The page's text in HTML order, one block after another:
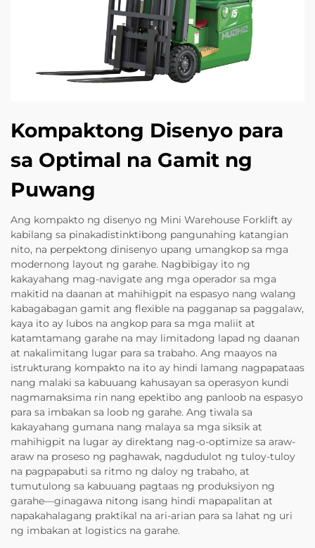
Kompaktong Disenyo para
sa Optimal na Gamit ng
Puwang
Ang kompakto ng disenyo ng Mini Warehouse Forklift ay
kabilang sa pinakadistinktibong pangunahing katangian
nito, na perpektong dinisenyo upang umangkop sa mga
modernong layout ng garahe. Nagbibigay ito ng
kakayahang mag-navigate ang mga operador sa mga
makitid na daanan at mahihigpit na espasyo nang walang
kabagabagan gamit ang flexible na pagganap sa paggalaw,
kaya ito ay lubos na angkop para sa mga maliit at
katamtamang garahe na may limitadong lapad ng daanan
at nakalimitang lugar para sa trabaho. Ang maayos na
istrukturang kompakto na ito ay hindi lamang nagpapataas
nang malaki sa kabuuang kahusayan sa operasyon kundi
nagmamaksima rin nang epektibo ang panloob na espasyo
para sa imbakan sa loob ng garahe. Ang tiwala sa
kakayahang gumana nang malaya sa mga siksik at
mahihigpit na lugar ay direktang nag-o-optimize sa araw-
araw na proseso ng paghawak, nagdudulot ng tuloy-tuloy
na pagpapabuti sa ritmo ng daloy ng trabaho, at
tumutulong sa kabuuang pagtaas ng produksiyon ng
garahe—ginagawa nitong isang hindi mapapalitan at
napakahalagang praktikal na ari-arian para sa lahat ng uri
ng imbakan at logistics na garahe.